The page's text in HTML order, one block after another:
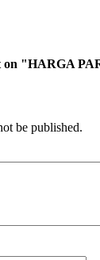
on "HARGA
be published.